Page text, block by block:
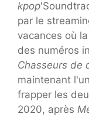
kpop
par le
vacances où
des numéros
Chasseurs de
maintenant
frapper les
2020, après